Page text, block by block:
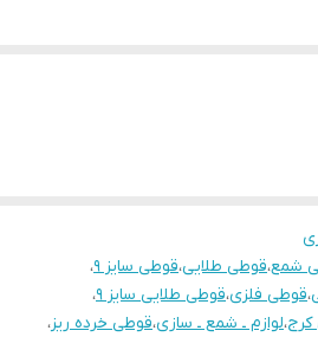
شمع،قوطی طلایی،قوطی سایز ۹ ،
،قوطی فلزی،قوطی طلایی سایز ۹ ،
کرج،لوازم ـ شمع ـ سازی،قوطی خرده ریز،